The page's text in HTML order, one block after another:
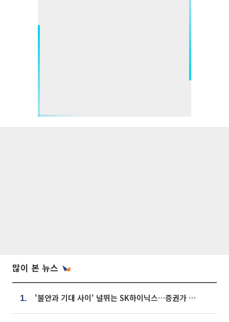
많이 본 뉴스
1. '불안과 기대 사이' 널뛰는 SK하이닉스…증권가 "HBM4·LTA 기반 펀터멘털 견고"